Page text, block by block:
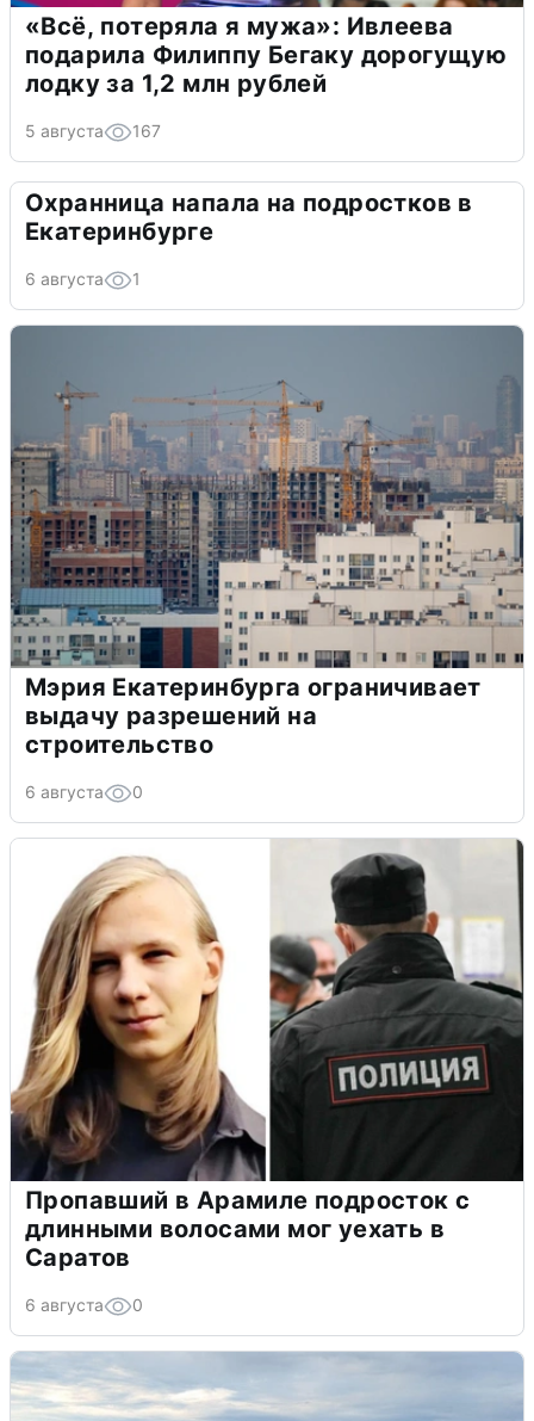
«Всё, потеряла я мужа»: Ивлеева
подарила Филиппу Бегаку дорогущую
лодку за 1,2 млн рублей
5 августа 167
Охранница напала на подростков в
Екатеринбурге
6 августа 1
Мэрия Екатеринбурга ограничивает
выдачу разрешений на
строительство
6 августа 0
Пропавший в Арамиле подросток с
длинными волосами мог уехать в
Саратов
6 августа 0